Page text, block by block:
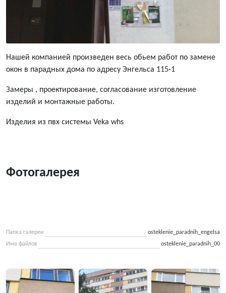
Нашей компанией произведен весь обьем работ по замене
окон в парадных дома по адресу Энгельса 115-1
Замеры , проектирование, согласование изготовление
изделий и монтажные работы.
Изделия из пвх системы Veka whs
Фотогалерея
Папка галереи
osteklenie_paradnih_engelsa
Имя файлов
osteklenie_paradnih_00